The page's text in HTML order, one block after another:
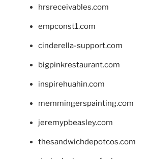
hrsreceivables.com
empconst1.com
cinderella-support.com
bigpinkrestaurant.com
inspirehuahin.com
memmingerspainting.com
jeremypbeasley.com
thesandwichdepotcos.com